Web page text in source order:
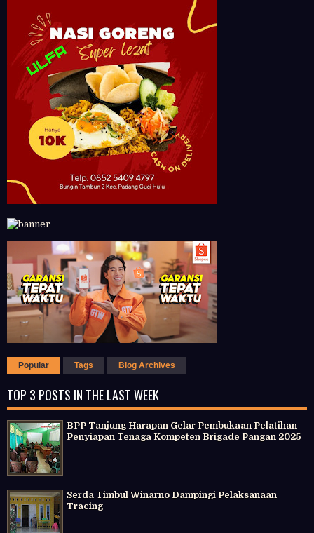
Popular Tags Blog Archives
TOP 3 POSTS IN THE LAST WEEK
BPP Tanjung Harapan Gelar Pembukaan Pelatihan
Penyiapan Tenaga Kompeten Brigade Pangan 2025
Serda Timbul Winarno Dampingi Pelaksanaan
Tracing